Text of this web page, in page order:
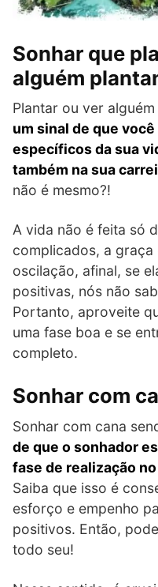
Sonhar que
alguém
Plantar ou ver
um sinal de que
específicos da sua
também na sua
não é mesmo?!
A vida não é feita só
complicados, a graça
oscilação, afinal, se
positivas, nós não
Portanto, aproveite
uma fase boa e se
completo.
Sonhar com
Sonhar com cana
de que o sonhador
fase de realização
Saiba que isso é
esforço e empenho
positivos. Então,
todo seu!